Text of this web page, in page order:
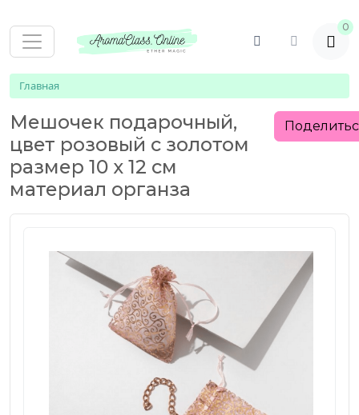
0
Главная
Мешочек подарочный,
цвет розовый с золотом
размер 10 х 12 см
материал органза